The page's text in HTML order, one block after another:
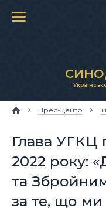
Прес-центр
Глава УГКЦ
2022 року:
та
за те, що